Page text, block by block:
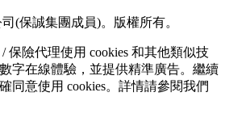
(保誠集團成員)。版權所有。
保險代理使用 cookies 和其他類似技
字在線體驗，並提供精準廣告。繼續
同意使用 cookies。詳情請參閱我們